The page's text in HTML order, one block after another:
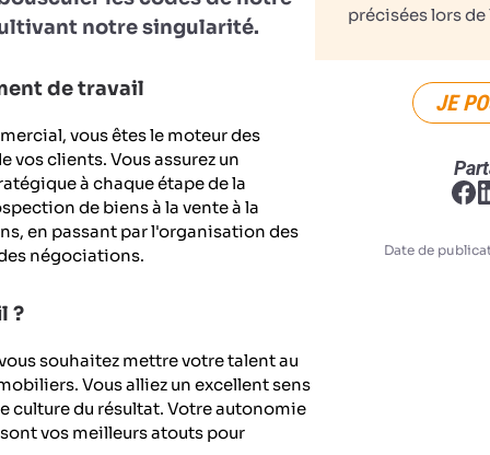
notre singularité.
de travail
vous êtes le moteur des
clients. Vous assurez un
à chaque étape de la
de biens à la vente à la
en passant par l'organisation des
négociations.
?
souhaitez mettre votre talent au
Vous alliez un excellent sens
culture du résultat. Votre autonomie
vos meilleurs atouts pour
précisées lors de
JE
Date de